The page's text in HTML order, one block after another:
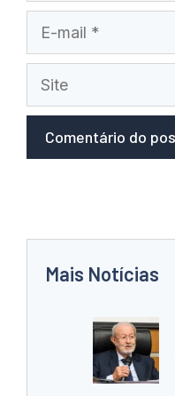
mail
Site
Mais Notícias